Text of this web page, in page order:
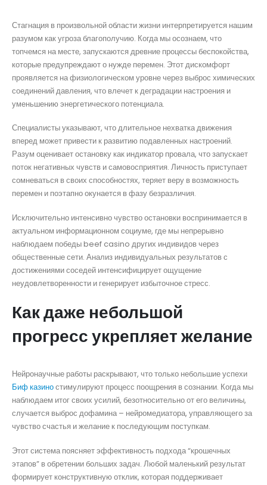
Стагнация в произвольной области жизни интерпретируется нашим
разумом как угроза благополучию. Когда мы осознаем, что
топчемся на месте, запускаются древние процессы беспокойства,
которые предупреждают о нужде перемен. Этот дискомфорт
проявляется на физиологическом уровне через выброс химических
соединений давления, что влечет к деградации настроения и
уменьшению энергетического потенциала.
Специалисты указывают, что длительное нехватка движения
вперед может привести к развитию подавленных настроений.
Разум оценивает остановку как индикатор провала, что запускает
поток негативных чувств и самовосприятия. Личность приступает
сомневаться в своих способностях, теряет веру в возможность
перемен и поэтапно окунается в фазу безразличия.
Исключительно интенсивно чувство остановки воспринимается в
актуальном информационном социуме, где мы непрерывно
наблюдаем победы beef casino других индивидов через
общественные сети. Анализ индивидуальных результатов с
достижениями соседей интенсифицирует ощущение
неудовлетворенности и генерирует избыточное стресс.
Как даже небольшой
прогресс укрепляет желание
Нейронаучные работы раскрывают, что только небольшие успехи
Биф казиностимулируют процесс поощрения в сознании. Когда мы
наблюдаем итог своих усилий, безотносительно от его величины,
случается выброс дофамина – нейромедиатора, управляющего за
чувство счастья и желание к последующим поступкам.
Этот система поясняет эффективность подхода “крошечных
этапов” в обретении больших задач. Любой маленький результат
формирует конструктивную отклик, которая поддерживает